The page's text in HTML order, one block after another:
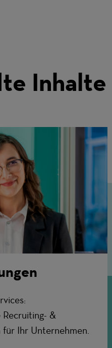
Inhalte
&
für Ihr Unternehmen.